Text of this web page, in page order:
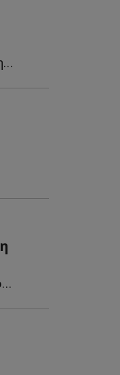
Ο Αμερικάνος γκαρντ είναι το πιο "καυτό" όνομα στη Euroleague, μ...
Ο παικταράς της Παρί απασχόλησε έντονα τους δύο "γίγαντες" τ...